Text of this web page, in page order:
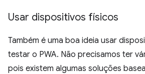
Usar dispositivos físicos
Também é uma boa ideia usar
testar o PWA. Não precisamos ter
pois existem algumas soluções